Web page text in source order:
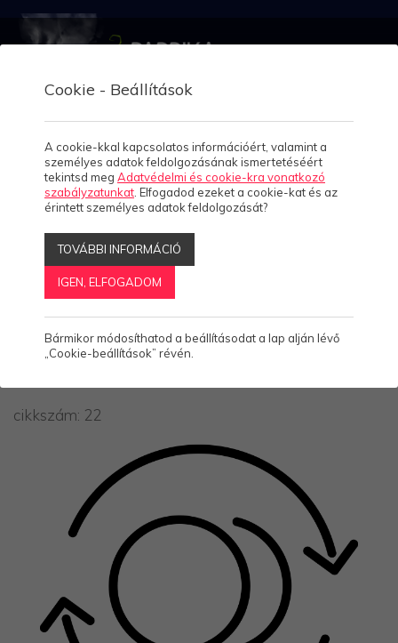
Home
Rólunk
Munkáink
Esettanulmányok
11
Megoldásaink
4
Termékeink
Kapcsolat
Banki előre
utalás
Fizetés
MODULTÁR API FIZETÉS BANKI ELŐRE UTALÁS
Banki előre utalás
cikkszám: 22
Cookie - Beállítások
A cookie-kkal kapcsolatos információért, valamint a
személyes adatok feldolgozásának ismertetéséért
tekintsd meg Adatvédelmi és cookie-kra vonatkozó
szabályzatunkat . Elfogadod ezeket a cookie-kat és az
érintett személyes adatok feldolgozását?
TOVÁBBI INFORMÁCIÓ
IGEN, ELFOGADOM
Bármikor módosíthatod a beállításodat a lap alján lévő
„Cookie-beállítások” révén.